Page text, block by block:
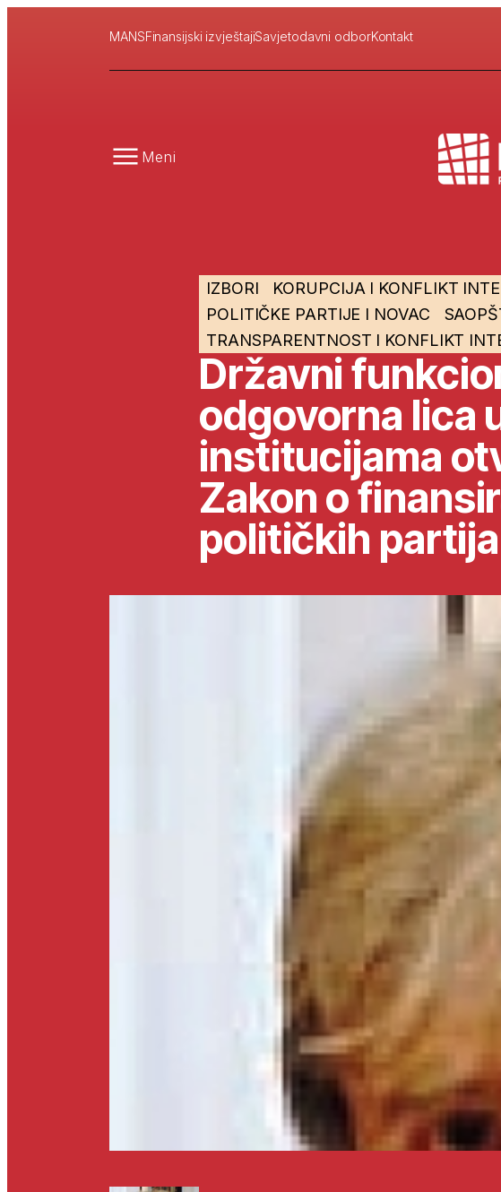
MANSFinansijski izvještajiSavjetodavni odborKontakt
Meni
IZBORI
KORUPCIJA I KONFLIKT
POLITIČKE PARTIJE I NOVAC
TRANSPARENTNOST I KONFLIKT
Državni
odgovorna lica
institucijama
Zakon o
političkih partija